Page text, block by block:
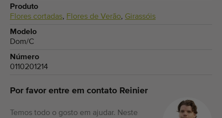
Produto
Flores cortadas, Flores de Verão, Girassóis
Modelo
Dom/C
Número
0110201214
Por favor entre em contato Reinier
Temos todo o gosto em ajudar. Neste